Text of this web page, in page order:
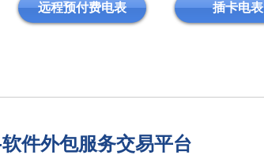
插卡电表
远程预付费电表
件外包服务交易平台